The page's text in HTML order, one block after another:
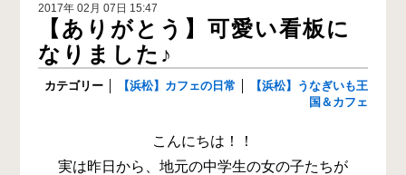
2017年 02月 07日 15:47
【ありがとう】可愛い看板に
なりました♪
カテゴリー 【浜松】カフェの日常
【浜松】うなぎいも王
国＆カフェ
こんにちは！！
実は昨日から、地元の中学生の女の子たちが